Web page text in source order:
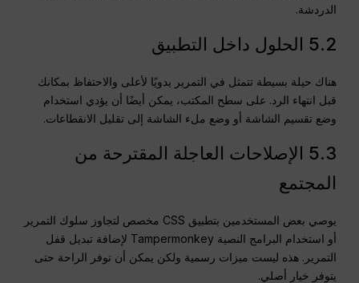
الدردشة.
5.2 الحلول داخل التطبيق
هناك حيلة بسيطة تتمثل في التمرير يدويًا لأعلى والاحتفاظ بمكانك
قبل انتهاء الرد. على سطح المكتب، يمكن أيضًا أن يؤدي استخدام
وضع تقسيم الشاشة أو وضع ملء الشاشة إلى تقليل الانقطاعات.
5.3 الإصلاحات العاجلة المقترحة من
المجتمع
يوصي بعض المستخدمين بتطبيق CSS مخصص لتجاوز سلوك التمرير
أو استخدام البرامج النصية Tampermonkey لإضافة تبديل قفل
التمرير. هذه ليست ميزات رسمية ولكن يمكن أن توفر الراحة حتى
يتوفر خيار أصلي.